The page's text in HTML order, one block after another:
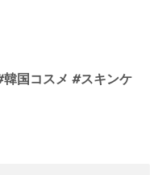
国コスメ #スキンケ